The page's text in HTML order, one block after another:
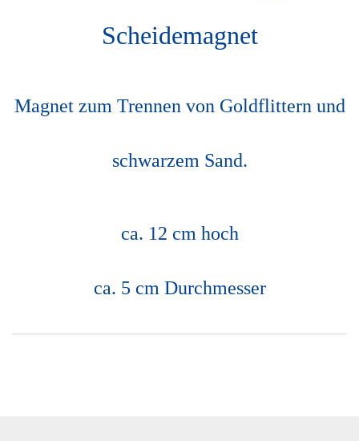
Scheidemagnet
Magnet zum Trennen von Goldflittern und
schwarzem Sand.
ca. 12 cm hoch
ca. 5 cm Durchmesser